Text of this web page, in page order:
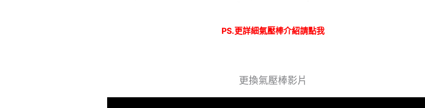
PS.更詳細氣壓棒介紹請點我
更換氣壓棒影片